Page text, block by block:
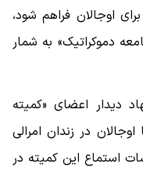
اوجالان فراهم شود،
دموکراتیک» به شمار
دیدار اعضای «کمیته
در زندان امرالی
استماع این کمیته در